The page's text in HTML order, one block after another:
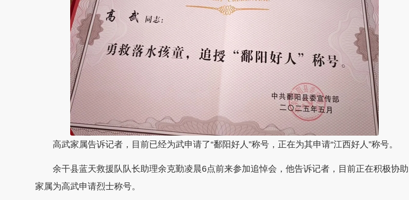
高武家属告诉记者，目前已经为武申请了“鄱阳好人”称号，正在为其申请“江西好人”称号。
余干县蓝天救援队队长助理余克勤凌晨6点前来参加追悼会，他告诉记者，目前正在积极协助
家属为高武申请烈士称号。